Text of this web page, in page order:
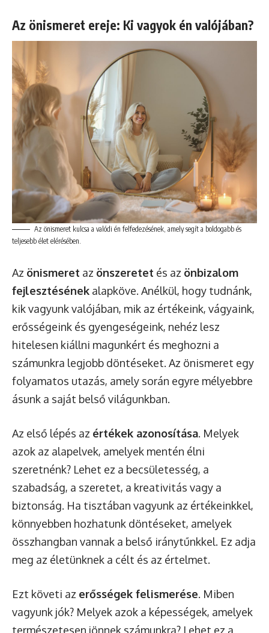
Az önismeret ereje: Ki vagyok én valójában?
Az önismeret kulcsa a valódi én felfedezésének, amely segít a boldogabb és
teljesebb élet elérésében.
Az önismeret az önszeretet és az önbizalom
fejlesztésének alapköve. Anélkül, hogy tudnánk,
kik vagyunk valójában, mik az értékeink, vágyaink,
erősségeink és gyengeségeink, nehéz lesz
hitelesen kiállni magunkért és meghozni a
számunkra legjobb döntéseket. Az önismeret egy
folyamatos utazás, amely során egyre mélyebbre
ásunk a saját belső világunkban.
Az első lépés az értékek azonosítása. Melyek
azok az alapelvek, amelyek mentén élni
szeretnénk? Lehet ez a becsületesség, a
szabadság, a szeretet, a kreativitás vagy a
biztonság. Ha tisztában vagyunk az értékeinkkel,
könnyebben hozhatunk döntéseket, amelyek
összhangban vannak a belső iránytűnkkel. Ez adja
meg az életünknek a célt és az értelmet.
Ezt követi az erősségek felismerése. Miben
vagyunk jók? Melyek azok a képességek, amelyek
természetesen jönnek számunkra? Lehet ez a